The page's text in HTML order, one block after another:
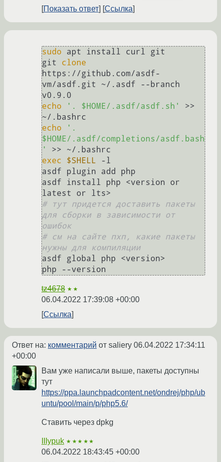
Показать ответ Ссылка
sudo apt install curl git
git clone
https://github.com/asdf-
vm/asdf.git ~/.asdf --branch
echo
'. $HOME/.asdf/asdf.sh'
>>
echo
'.
$HOME/.asdf/completions/asdf.bash
'
exec
$SHELL -l
asdf plugin add php
asdf install php <version or
# тут придется доставить пакеты
для сборки в зависимости от
ошибок
# см на сайте пхп, какие пакеты
нужны для компиляции
asdf global php <version>
tz4678 ★★
06.04.2022 17:39:08 +00:00
Ссылка
Ответ на: комментарий от saliery 06.04.2022 17:34:11
+00:00
Вам уже написали выше, пакеты доступны
тут
https://ppa.launchpadcontent.net/ondrej/php/ub
untu/pool/main/p/php5.6/
Ставить через dpkg
IIIypuk ★★★★★
06.04.2022 18:43:45 +00:00